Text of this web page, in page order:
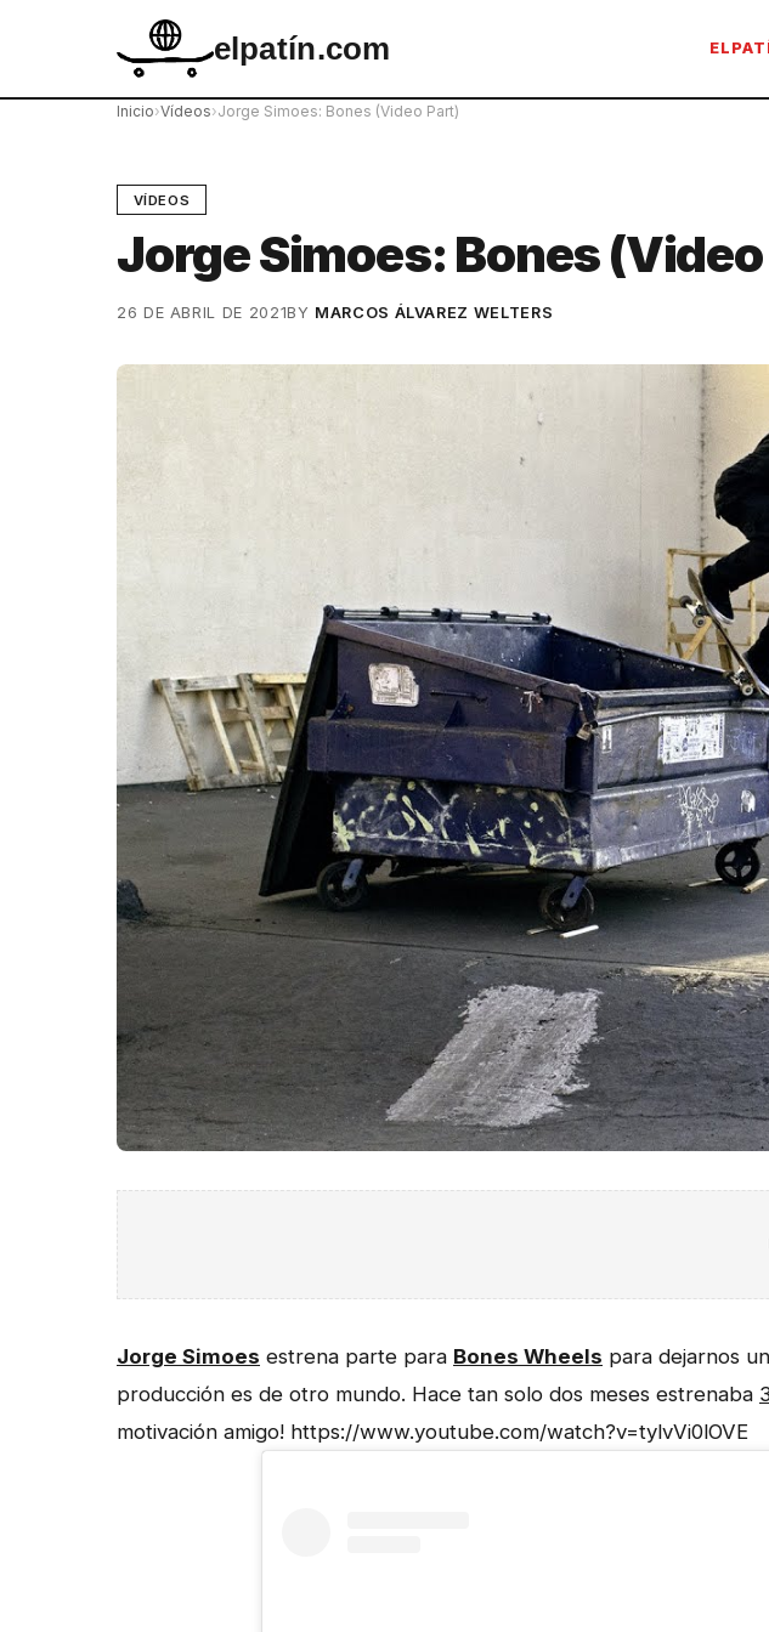
elpatín.com
Inicio›Vídeos›Jorge Simoes: Bones (Video Part)
VÍDEOS
Jorge Simoes: Bones
26 DE ABRIL DE 2021BY MARCOS ÁLVAREZ WELTERS
Jorge Simoes estrena parte para Bones Wheels para dejarnos
producción es de otro mundo. Hace tan solo dos meses estrenaba
motivación amigo! https://www.youtube.com/watch?v=tylvVi0lOVE